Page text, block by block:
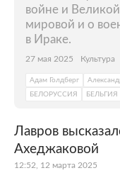
войне и
мировой и о
в Ираке.
27 мая 2025 Культура
Адам Голдберг
БЕЛОРУССИЯ
БЕЛЬГИЯ
Лавров
Ахеджаковой
12:52, 12 марта 2025